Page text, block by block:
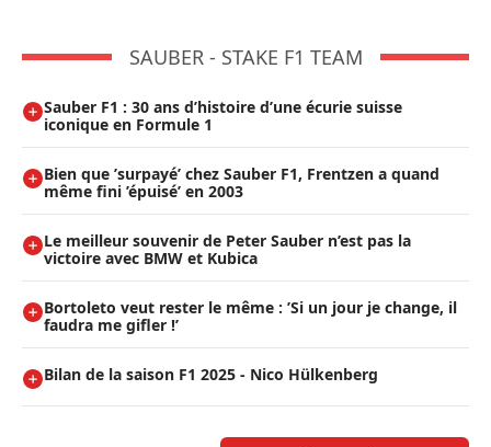
SAUBER - STAKE F1 TEAM
Sauber F1 : 30 ans d’histoire d’une écurie suisse
iconique en Formule 1
Bien que ’surpayé’ chez Sauber F1, Frentzen a quand
même fini ’épuisé’ en 2003
Le meilleur souvenir de Peter Sauber n’est pas la
victoire avec BMW et Kubica
Bortoleto veut rester le même : ’Si un jour je change, il
faudra me gifler !’
Bilan de la saison F1 2025 - Nico Hülkenberg